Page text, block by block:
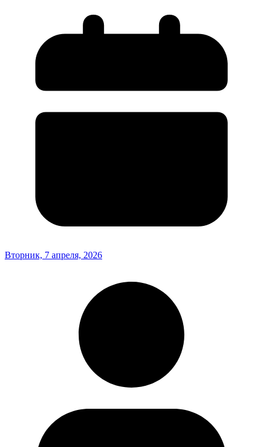
Вторник, 7 апреля, 2026